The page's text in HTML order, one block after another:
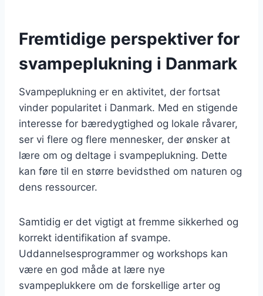
Fremtidige perspektiver for
svampeplukning i Danmark
Svampeplukning er en aktivitet, der fortsat
vinder popularitet i Danmark. Med en stigende
interesse for bæredygtighed og lokale råvarer,
ser vi flere og flere mennesker, der ønsker at
lære om og deltage i svampeplukning. Dette
kan føre til en større bevidsthed om naturen og
dens ressourcer.
Samtidig er det vigtigt at fremme sikkerhed og
korrekt identifikation af svampe.
Uddannelsesprogrammer og workshops kan
være en god måde at lære nye
svampeplukkere om de forskellige arter og